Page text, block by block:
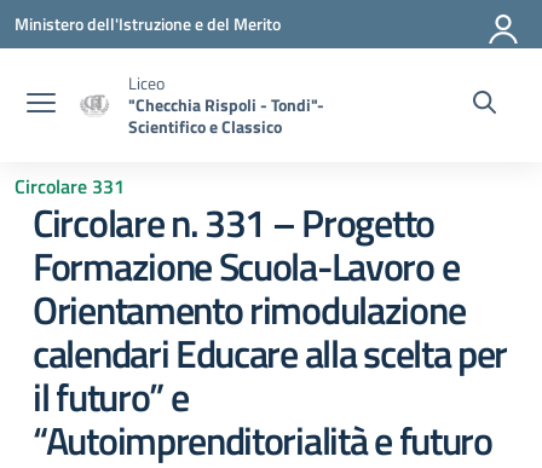
Vai ai contenuti
Vai al menu di navigazione
Vai al footer
Ministero dell'Istruzione e del Merito
Liceo
"Checchia Rispoli - Tondi"-
Scientifico e Classico
Circolare 331
Circolare n. 331 – Progetto
Formazione Scuola-Lavoro e
Orientamento rimodulazione
calendari Educare alla scelta per
il futuro” e
“Autoimprenditorialità e futuro